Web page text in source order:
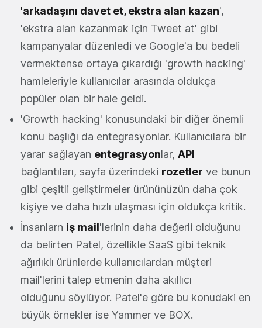
'arkadaşını davet et,ekstra alan kazan',
'ekstra alan kazanmak için Tweet at' gibi
kampanyalar düzenledi ve Google'a bu bedeli
vermektense ortaya çıkardığı 'growth hacking'
hamleleriyle kullanıcılar arasında oldukça
popüler olan bir hale geldi.
'Growth hacking' konusundaki bir diğer önemli
konu başlığı da entegrasyonlar. Kullanıcılara bir
yarar sağlayan entegrasyonlar, API
bağlantıları, sayfa üzerindeki rozetler ve bunun
gibi çeşitli geliştirmeler ürününüzün daha çok
kişiye ve daha hızlı ulaşması için oldukça kritik.
İnsanlarn iş mail'lerinin daha değerli olduğunu
da belirten Patel, özellikle SaaS gibi teknik
ağırlıklı ürünlerde kullanıcılardan müşteri
mail'lerini talep etmenin daha akıllıcı
olduğunu söylüyor. Patel'e göre bu konudaki en
büyük örnekler ise Yammer ve BOX.